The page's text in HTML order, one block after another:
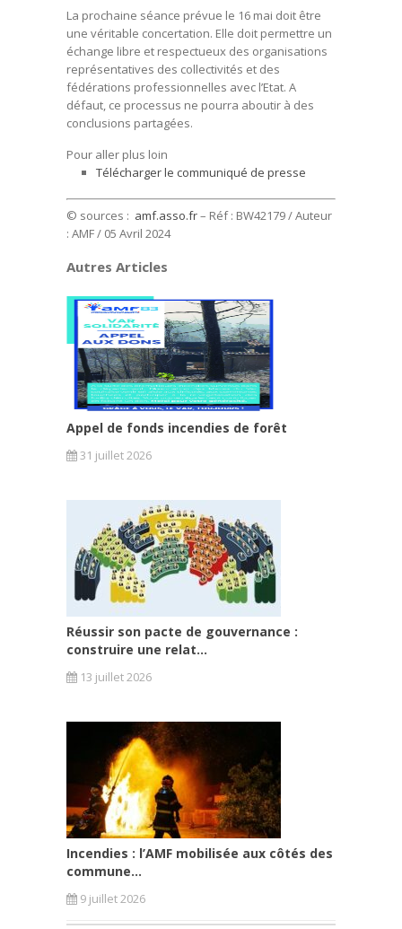
La prochaine séance prévue le 16 mai doit être
une véritable concertation. Elle doit permettre un
échange libre et respectueux des organisations
représentatives des collectivités et des
fédérations professionnelles avec l’Etat. A
défaut, ce processus ne pourra aboutir à des
conclusions partagées.
Pour aller plus loin
Télécharger le communiqué de presse
© sources : amf.asso.fr– Réf : BW42179 / Auteur
: AMF/ 05 Avril 2024
Autres Articles
Appel de fonds incendies de forêt
31 juillet 2026
Réussir son pacte de gouvernance :
construire une relat...
13 juillet 2026
Incendies : l’AMF mobilisée aux côtés des
commune...
9 juillet 2026